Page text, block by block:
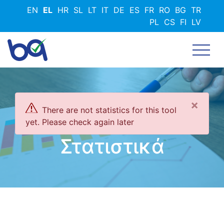
Παράκαμψη
το
EN EL HR SL LT IT DE ES FR RO BG TR
PL CS FI LV
×
There are not statistics for this tool
yet. Please check again later
Στατιστικά